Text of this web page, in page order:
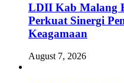
LDII Kab Malang
Perkuat Sinergi
Keagamaan
August 7, 2026